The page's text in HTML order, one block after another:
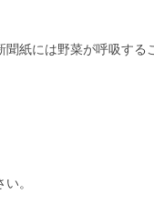
聞紙には野菜が呼吸する
。